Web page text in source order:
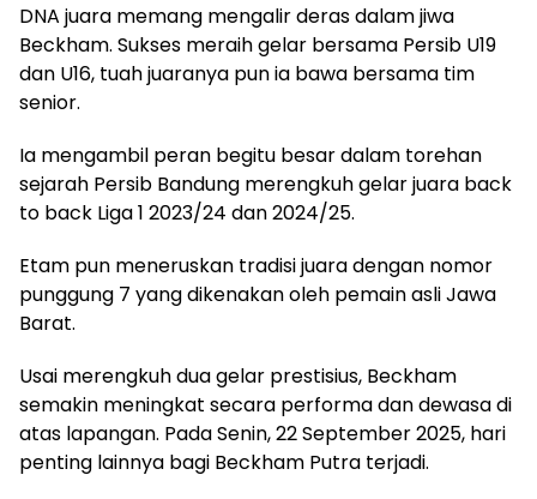
DNA juara memang mengalir deras dalam jiwa
Beckham. Sukses meraih gelar bersama Persib U19
dan U16, tuah juaranya pun ia bawa bersama tim
senior.
Ia mengambil peran begitu besar dalam torehan
sejarah Persib Bandung merengkuh gelar juara back
to back Liga 1 2023/24 dan 2024/25.
Etam pun meneruskan tradisi juara dengan nomor
punggung 7 yang dikenakan oleh pemain asli Jawa
Barat.
Usai merengkuh dua gelar prestisius, Beckham
semakin meningkat secara performa dan dewasa di
atas lapangan. Pada Senin, 22 September 2025, hari
penting lainnya bagi Beckham Putra terjadi.